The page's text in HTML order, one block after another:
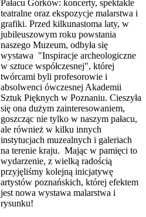
Pałacu Górków: koncerty, spektakle
teatralne oraz ekspozycje malarstwa i
grafiki. Przed kilkunastoma laty, w
jubileuszowym roku powstania
naszego Muzeum, odbyła się
wystawa "Inspiracje archeologiczne
w sztuce współczesnej", której
twórcami byli profesorowie i
absolwenci ówczesnej Akademii
Sztuk Pięknych w Poznaniu. Cieszyła
się ona dużym zainteresowaniem,
goszcząc nie tylko w naszym pałacu,
ale również w kilku innych
instytucjach muzealnych i galeriach
na terenie kraju. Mając w pamięci to
wydarzenie, z wielką radością
przyjęliśmy kolejną inicjatywę
artystów poznańskich, której efektem
jest nowa wystawa malarstwa i
rysunku!